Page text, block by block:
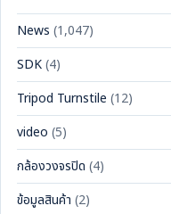
News (1,047)
SDK(4)
Tripod Turnstile (12)
video (5)
กล้องวงจรปิด (4)
ข้อมูลสินค้า (2)